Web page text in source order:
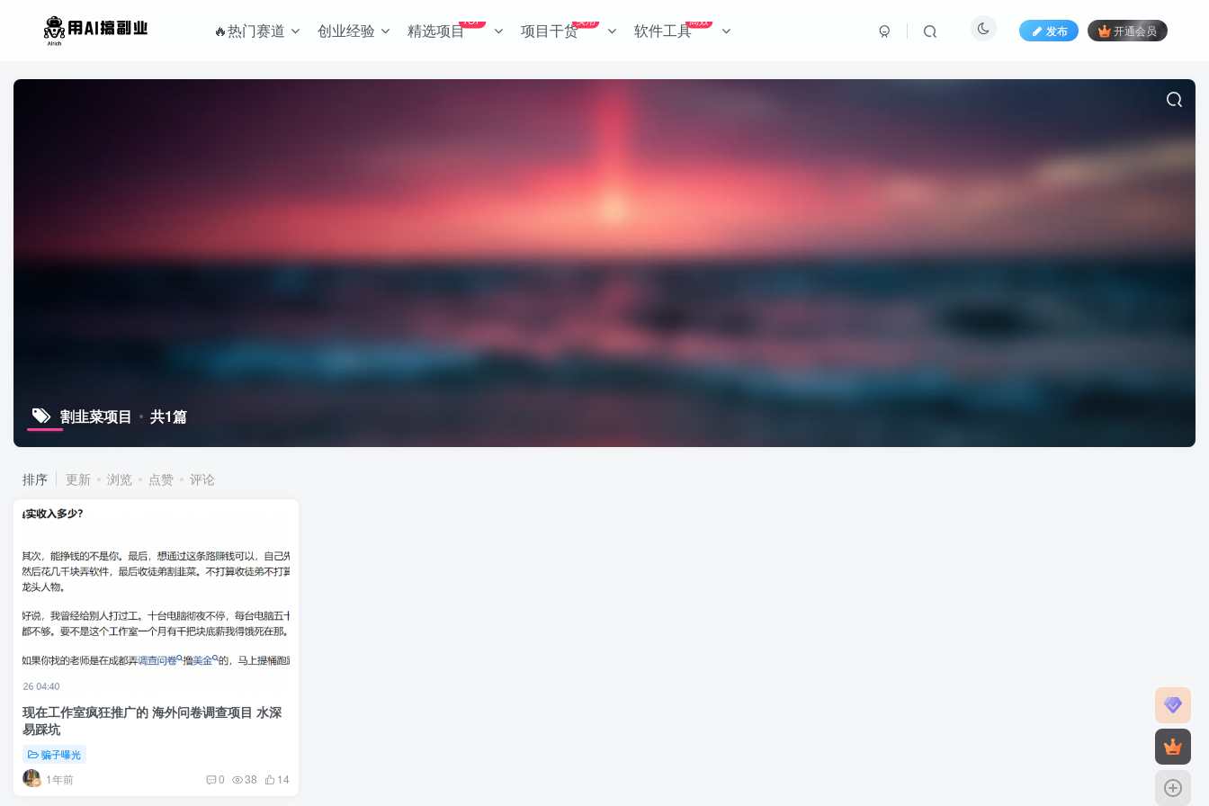
🔥热门赛道 创业经验 精选项目TOP 项目干货实用 软件工具高效
发布 开通会员
割韭菜项目 共1篇
排序 更新 浏览 点赞 评论
现在工作室疯狂推广的 海外问卷调查项目 水深
易踩坑
骗子曝光
1年前 0 38 14